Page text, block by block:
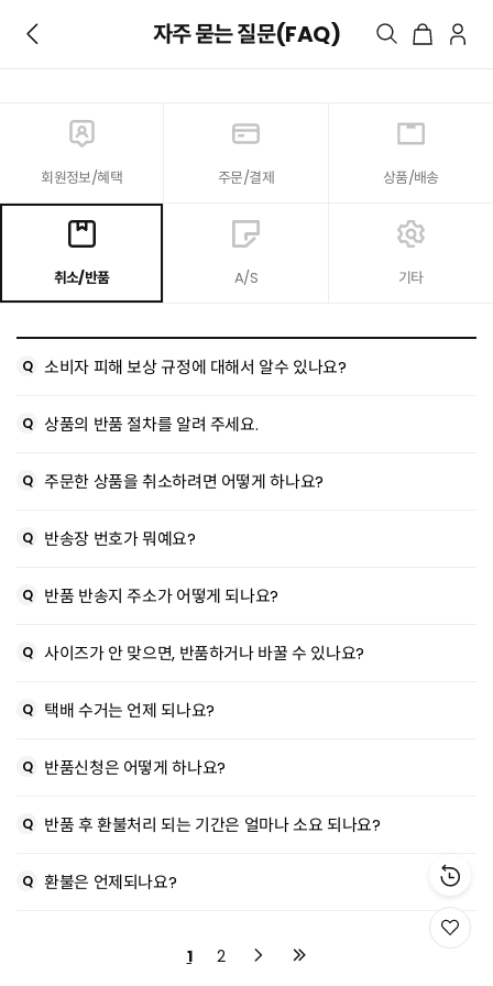
자주 묻는 질문(FAQ)
회원정보/혜택 주문/결제 상품/배송
취소/반품 A/S 기타
소비자 피해 보상 규정에 대해서 알수 있나요?
상품의 반품 절차를 알려 주세요.
주문한 상품을 취소하려면 어떻게 하나요?
반송장 번호가 뭐예요?
반품 반송지 주소가 어떻게 되나요?
사이즈가 안 맞으면, 반품하거나 바꿀 수 있나요?
택배 수거는 언제 되나요?
반품신청은 어떻게 하나요?
반품 후 환불처리 되는 기간은 얼마나 소요 되나요?
환불은 언제되나요?
1 2
위
시